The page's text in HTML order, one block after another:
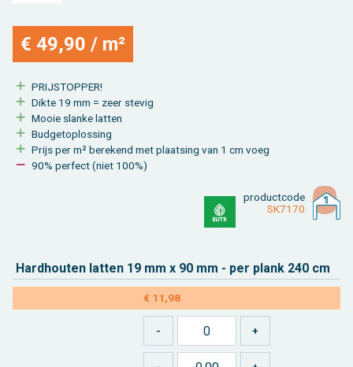
€ 49,90 / m²
PRIJSTOP­PER!
Dikte 19 mm = zeer ste­vig
Mooie slan­ke lat­ten
Bud­getop­los­sing
Prijs per m² be­re­kend met plaat­sing van 1 cm voeg
90% per­fect (niet 100%)
product­code
SK7170
Hard­hou­ten lat­ten 19 mm x 90 mm - per plank 240 cm
€ 11,98